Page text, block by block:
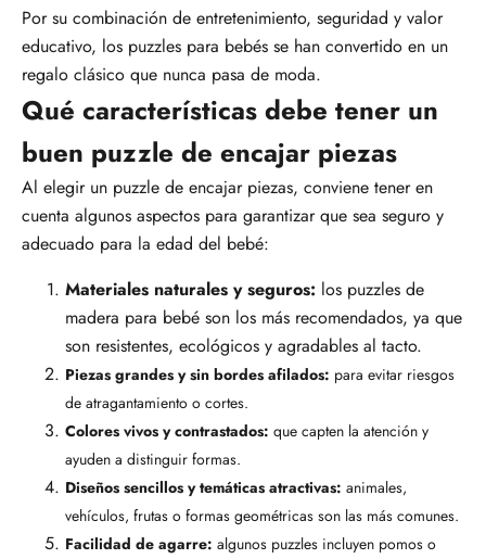
Por su combinación de entretenimiento, seguridad y valor
educativo, los puzzles para bebés se han convertido en un
regalo clásico que nunca pasa de moda.
Qué características debe tener un
buen puzzle de encajar piezas
Al elegir un puzzle de encajar piezas, conviene tener en
cuenta algunos aspectos para garantizar que sea seguro y
adecuado para la edad del bebé:
Materiales naturales y seguros: los puzzles de
madera para bebé son los más recomendados, ya que
son resistentes, ecológicos y agradables al tacto.
Piezas grandes y sin bordes afilados: para evitar riesgos
de atragantamiento o cortes.
Colores vivos y contrastados: que capten la atención y
ayuden a distinguir formas.
Diseños sencillos y temáticas atractivas: animales,
vehículos, frutas o formas geométricas son las más comunes.
Facilidad de agarre: algunos puzzles incluyen pomos o